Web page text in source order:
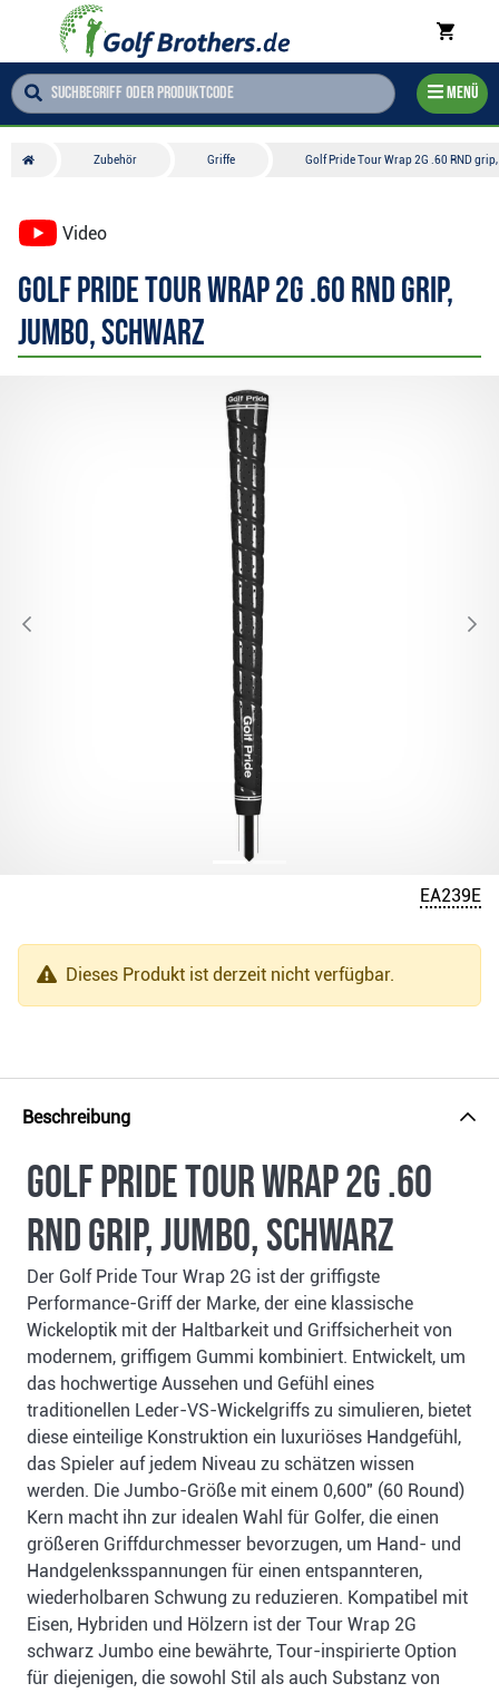
Menü
Zubehör Griffe Golf Pride Tour Wrap 2G .60 RND
Video
Golf Pride Tour Wrap 2G .60 RND grip,
Jumbo, schwarz
EA239E
Dieses Produkt ist derzeit nicht verfügbar.
Beschreibung
Golf Pride Tour Wrap 2G .60
RND grip, Jumbo, schwarz
Der Golf Pride Tour Wrap 2G ist der griffigste
Performance-Griff der Marke, der eine klassische
Wickeloptik mit der Haltbarkeit und Griffsicherheit von
modernem, griffigem Gummi kombiniert. Entwickelt, um
das hochwertige Aussehen und Gefühl eines
traditionellen Leder-VS-Wickelgriffs zu simulieren, bietet
diese einteilige Konstruktion ein luxuriöses Handgefühl,
das Spieler auf jedem Niveau zu schätzen wissen
werden. Die Jumbo-Größe mit einem 0,600" (60 Round)
Kern macht ihn zur idealen Wahl für Golfer, die einen
größeren Griffdurchmesser bevorzugen, um Hand- und
Handgelenksspannungen für einen entspannteren,
wiederholbaren Schwung zu reduzieren. Kompatibel mit
Eisen, Hybriden und Hölzern ist der Tour Wrap 2G
schwarz Jumbo eine bewährte, Tour-inspirierte Option
für diejenigen, die sowohl Stil als auch Substanz von